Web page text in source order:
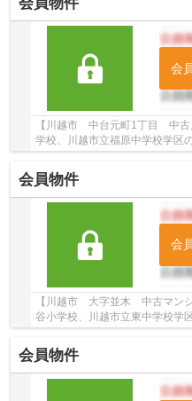
会
【川越市 中台元町1丁目 中古戸建】
学校、川越市立福原中学校学区の中古戸建です
線の中古戸建♪川越駅徒歩26分
会員物件
会
【川越市 大字並木 中古マン
谷小学校、川越市立東中学校学
ション♪南古谷駅徒歩4分のマン
会員物件